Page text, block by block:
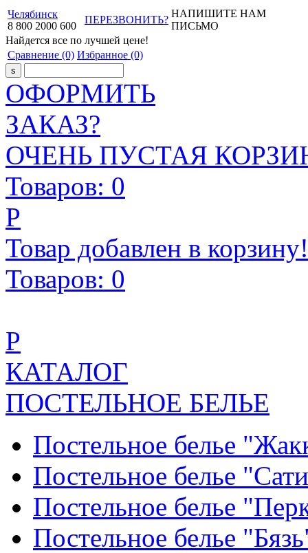
Челябинск
8 800 2000 600
ПЕРЕЗВОНИТЬ?
НАПИШИТЕ НАМ
ПИСЬМО
Найдется все по лучшей цене!
Сравнение (0) Избранное (0)
ОФОРМИТЬ
ЗАКАЗ?
ОЧЕНЬ ПУСТАЯ
Товаров: 0
Р
Товар добавлен в корзину!
Товаров: 0
Р
КАТАЛОГ
ПОСТЕЛЬНОЕ БЕЛЬЕ
Постельное белье
Постельное белье
Постельное белье
Постельное белье